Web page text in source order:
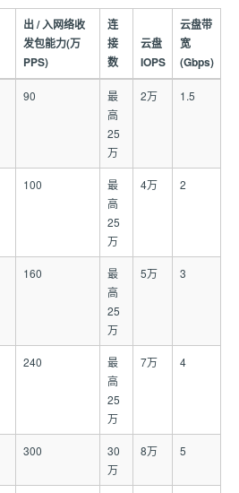
出 / 入网络收
发包能力(万
PPS)
连
接
数
云盘
IOPS
云盘带
宽
(Gbps)
90
最
高
25
万
2万 1.5
100
最
高
25
万
4万 2
160
最
高
25
万
5万 3
240
最
高
25
万
7万 4
300
30
万
8万 5